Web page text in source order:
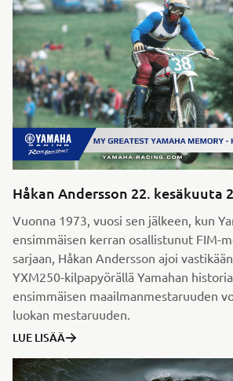
Håkan Andersson 22. kesäkuuta
Vuonna 1973, vuosi sen jälkeen, kun
ensimmäisen kerran osallistunut FIM-
sarjaan, Håkan Andersson ajoi
YXM250-kilpapyörällä Yamahan
ensimmäisen maailmanmestaruuden
luokan mestaruuden.
LUE LISÄÄ